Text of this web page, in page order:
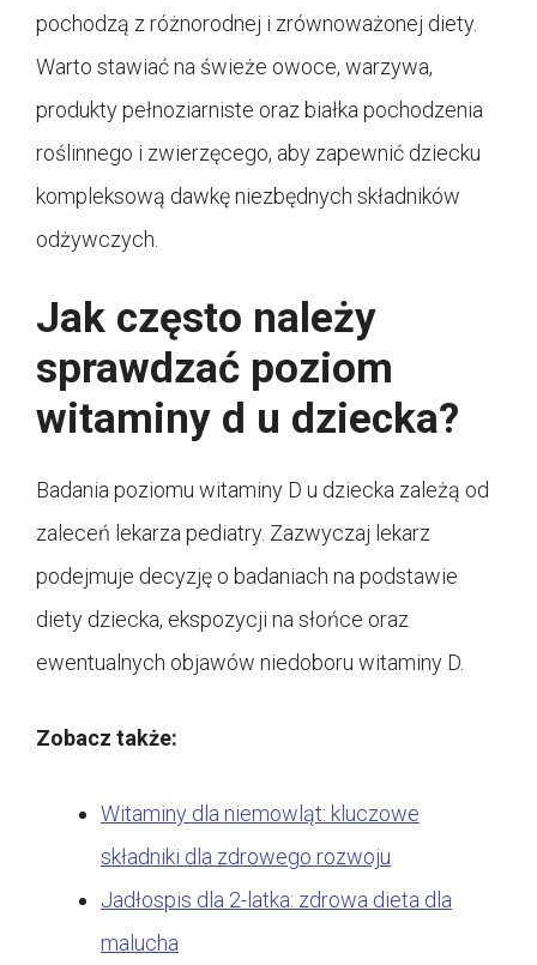
pochodzą z różnorodnej i zrównoważonej diety.
Warto stawiać na świeże owoce, warzywa,
produkty pełnoziarniste oraz białka pochodzenia
roślinnego i zwierzęcego, aby zapewnić dziecku
kompleksową dawkę niezbędnych składników
odżywczych.
Jak często należy
sprawdzać poziom
witaminy d u dziecka?
Badania poziomu witaminy D u dziecka zależą od
zaleceń lekarza pediatry. Zazwyczaj lekarz
podejmuje decyzję o badaniach na podstawie
diety dziecka, ekspozycji na słońce oraz
ewentualnych objawów niedoboru witaminy D.
Zobacz także:
Witaminy dla niemowląt: kluczowe
składniki dla zdrowego rozwoju
Jadłospis dla 2-latka: zdrowa dieta dla
malucha